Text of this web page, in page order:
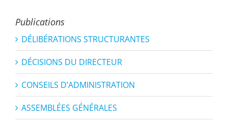
Publications
DÉLIBÉRATIONS STRUCTURANTES
DÉCISIONS DU DIRECTEUR
CONSEILS D’ADMINISTRATION
ASSEMBLÉES GÉNÉRALES